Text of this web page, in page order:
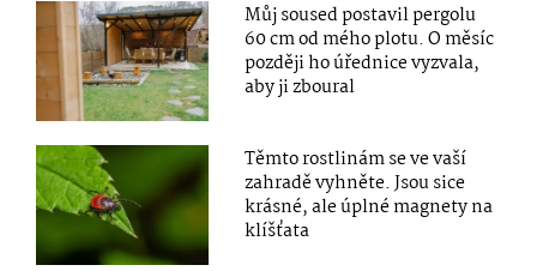
Můj soused postavil pergolu
60 cm od mého plotu. O měsíc
později ho úřednice vyzvala,
aby ji zboural
Těmto rostlinám se ve vaší
zahradě vyhněte. Jsou sice
krásné, ale úplné magnety na
klíšťata